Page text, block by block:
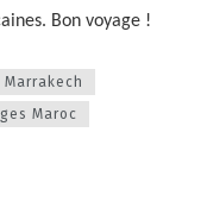
Bon voyage !
Maroc